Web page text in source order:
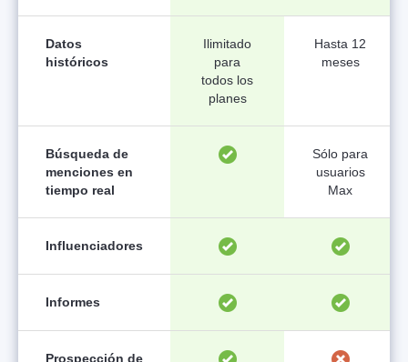
Datos
históricos
Ilimitado
para
todos los
planes
Hasta 12
meses
Búsqueda de
menciones en
tiempo real
Sólo para
usuarios
Max
Influenciadores
Informes
Prospección de